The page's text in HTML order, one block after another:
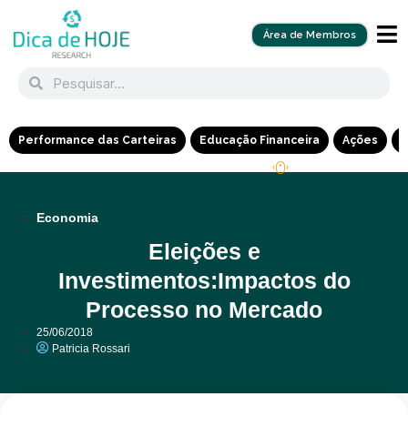
Área de Membros
Performance das Carteiras Educação Financeira Ações
Economia
Eleições e
Investimentos:Impactos do
Processo no Mercado
25/06/2018
Patricia Rossari